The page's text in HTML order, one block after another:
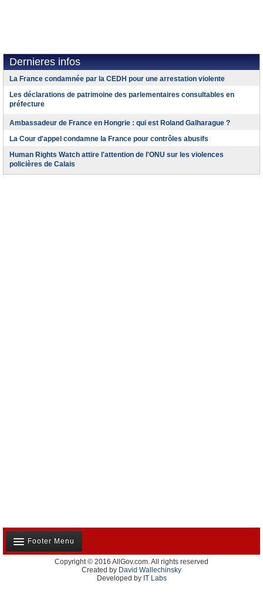
Dernieres infos
La France condamnée par la CEDH pour une arrestation violente
Les déclarations de patrimoine des parlementaires consultables en
préfecture
Ambassadeur de France en Hongrie : qui est Roland Galharague ?
La Cour d'appel condamne la France pour contrôles abusifs
Human Rights Watch attire l'attention de l'ONU sur les violences
policières de Calais
Footer Menu
Notre équipe
Contactez-nous
Copyright © 2016 AllGov.com. All rights reserved
Created by David Wallechinsky
Developed by IT Labs